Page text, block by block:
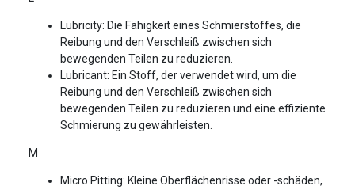
Lubricity: Die Fähigkeit eines Schmierstoffes, die
Reibung und den Verschleiß zwischen sich
bewegenden Teilen zu reduzieren.
Lubricant: Ein Stoff, der verwendet wird, um die
Reibung und den Verschleiß zwischen sich
bewegenden Teilen zu reduzieren und eine effiziente
Schmierung zu gewährleisten.
M
Micro Pitting: Kleine Oberflächenrisse oder -schäden,